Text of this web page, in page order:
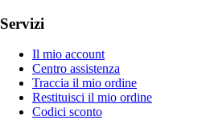
Servizi
Il mio account
Centro assistenza
Traccia il mio ordine
Restituisci il mio ordine
Codici sconto